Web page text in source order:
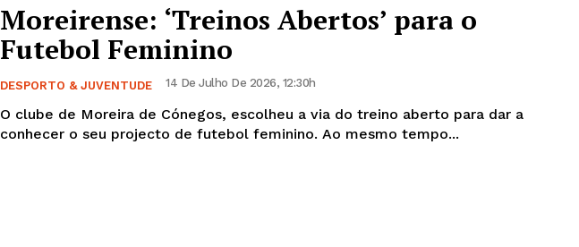
Moreirense: ‘Treinos Abertos’ para o
Futebol Feminino
DESPORTO & JUVENTUDE 14 De Julho De 2026, 12:30h
O clube de Moreira de Cónegos, escolheu a via do treino aberto para dar a
conhecer o seu projecto de futebol feminino. Ao mesmo tempo...